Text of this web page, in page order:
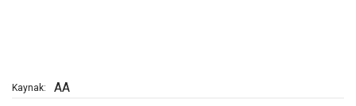
Kaynak: AA